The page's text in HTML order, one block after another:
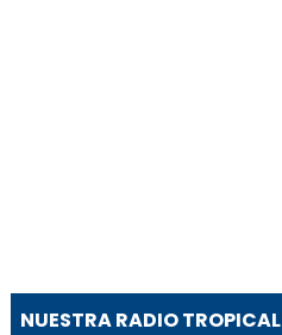
NUESTRA RADIO TROPICAL